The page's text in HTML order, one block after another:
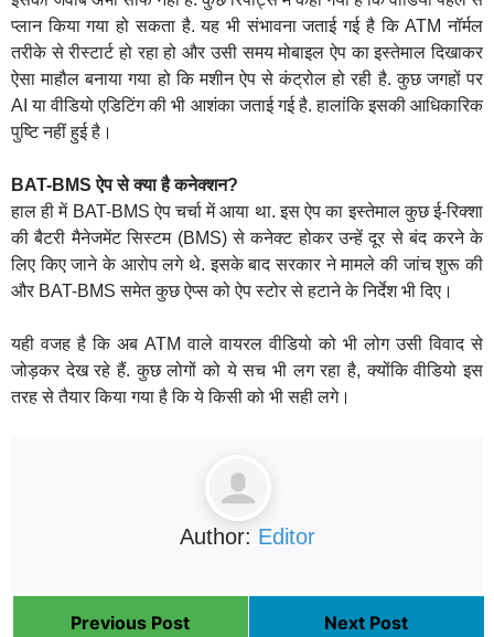
प्लान किया गया हो सकता है. यह भी संभावना जताई गई है कि ATM नॉर्मल
तरीके से रीस्टार्ट हो रहा हो और उसी समय मोबाइल ऐप का इस्तेमाल दिखाकर
ऐसा माहौल बनाया गया हो कि मशीन ऐप से कंट्रोल हो रही है. कुछ जगहों पर
AI या वीडियो एडिटिंग की भी आशंका जताई गई है. हालांकि इसकी आधिकारिक
पुष्टि नहीं हुई है।
BAT-BMS ऐप से क्या है कनेक्शन?
हाल ही में BAT-BMS ऐप चर्चा में आया था. इस ऐप का इस्तेमाल कुछ ई-रिक्शा
की बैटरी मैनेजमेंट सिस्टम (BMS) से कनेक्ट होकर उन्हें दूर से बंद करने के
लिए किए जाने के आरोप लगे थे. इसके बाद सरकार ने मामले की जांच शुरू की
और BAT-BMS समेत कुछ ऐप्स को ऐप स्टोर से हटाने के निर्देश भी दिए।
यही वजह है कि अब ATM वाले वायरल वीडियो को भी लोग उसी विवाद से
जोड़कर देख रहे हैं. कुछ लोगों को ये सच भी लग रहा है, क्योंकि वीडियो इस
तरह से तैयार किया गया है कि ये किसी को भी सही लगे।
Author: Editor
Previous Post Next Post